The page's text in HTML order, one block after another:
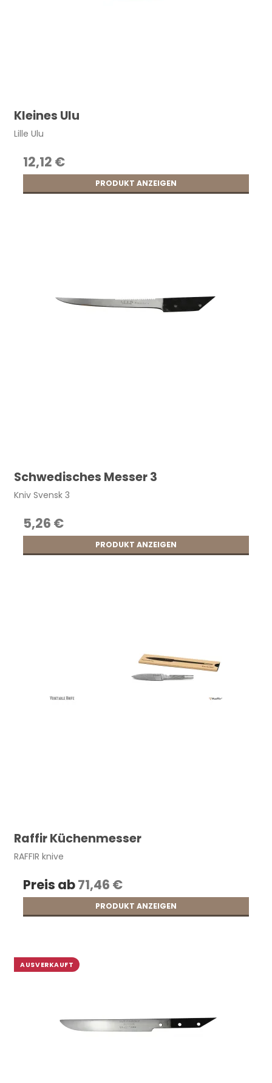
Kleines Ulu
Lille Ulu
12,12 €
PRODUKT ANZEIGEN
Schwedisches Messer 3
Kniv Svensk 3
5,26 €
PRODUKT ANZEIGEN
Raffir Küchenmesser
RAFFIR knive
Preis ab71,46 €
PRODUKT ANZEIGEN
AUSVERKAUFT